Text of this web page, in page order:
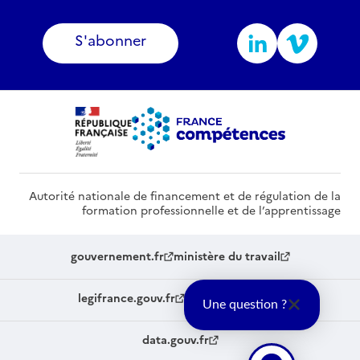
S'abonner
Autorité nationale de financement et de régulation de la
formation professionnelle et de l’apprentissage
gouvernement.fr ministère du travail
legifrance.gouv.fr service-public.fr
data.gouv.fr
Une question ?